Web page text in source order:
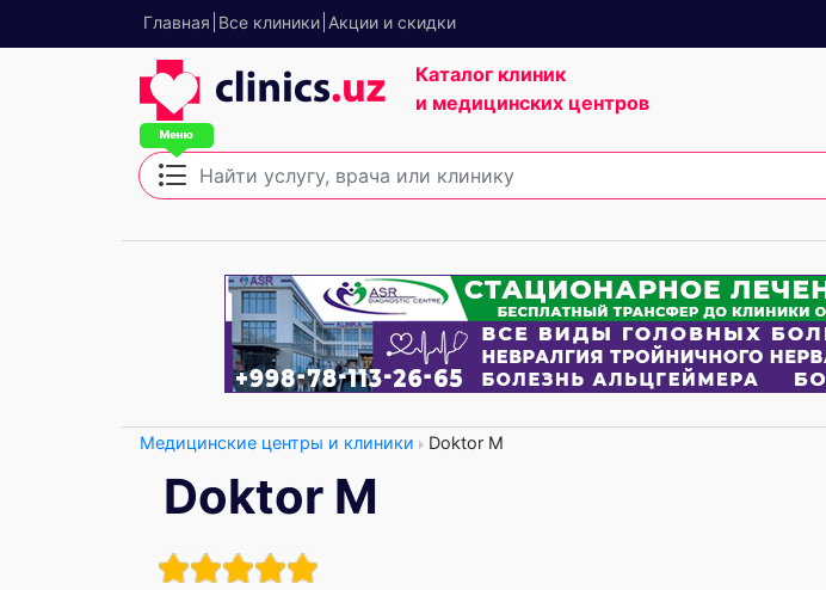
Главная Все клиники Акции и скидки
Каталог клиник
и медицинских центров
Медицинские центры и клиники Doktor M
Doktor M